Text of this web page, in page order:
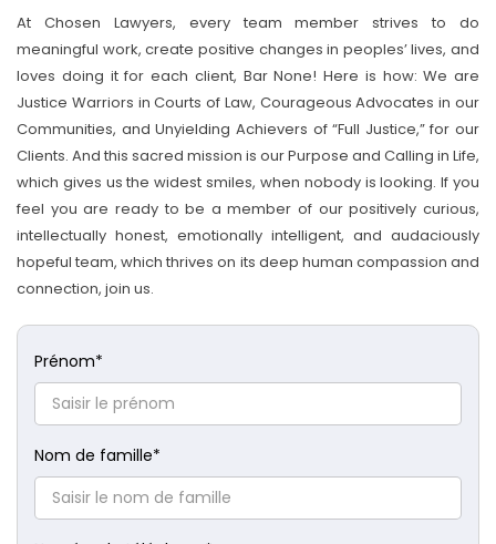
At Chosen Lawyers, every team member strives to do
meaningful work, create positive changes in peoples’ lives, and
loves doing it for each client, Bar None! Here is how: We are
Justice Warriors in Courts of Law, Courageous Advocates in our
Communities, and Unyielding Achievers of “Full Justice,” for our
Clients. And this sacred mission is our Purpose and Calling in Life,
which gives us the widest smiles, when nobody is looking. If you
feel you are ready to be a member of our positively curious,
intellectually honest, emotionally intelligent, and audaciously
hopeful team, which thrives on its deep human compassion and
connection, join us.
Prénom*
Nom de famille*